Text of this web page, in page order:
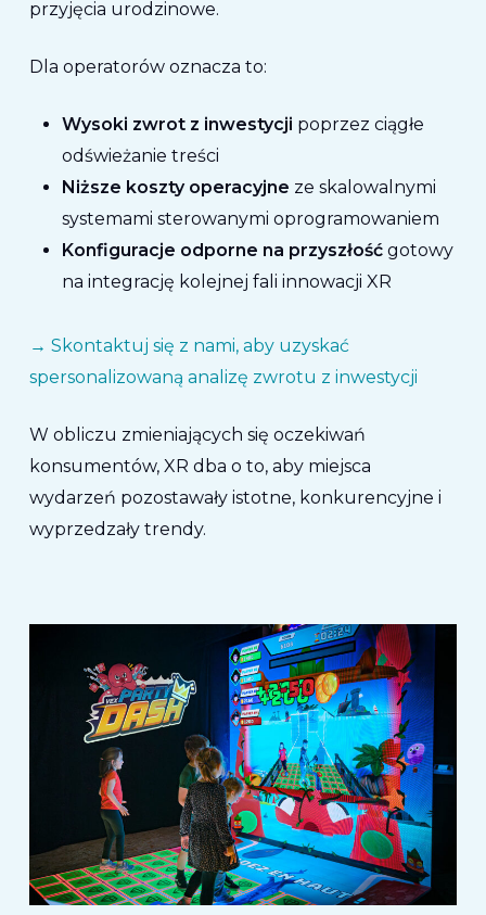
przyjęcia urodzinowe.
Dla operatorów oznacza to:
Wysoki zwrot z inwestycji poprzez ciągłe
odświeżanie treści
Niższe koszty operacyjne ze skalowalnymi
systemami sterowanymi oprogramowaniem
Konfiguracje odporne na przyszłośćgotowy
na integrację kolejnej fali innowacji XR
→ Skontaktuj się z nami, aby uzyskać
spersonalizowaną analizę zwrotu z inwestycji
W obliczu zmieniających się oczekiwań
konsumentów, XR dba o to, aby miejsca
wydarzeń pozostawały istotne, konkurencyjne i
wyprzedzały trendy.